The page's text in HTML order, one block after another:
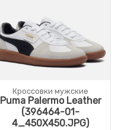
Кроссовки мужские
Puma Palermo Leather
(396464-01-
4_450X450.JPG)